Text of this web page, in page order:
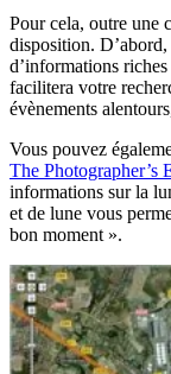
Pour cela, outre une
disposition.
d’informations
facilitera votre
évènements
Vous pouvez
The Photographer’s
informations sur la
et de lune vous
bon moment ».